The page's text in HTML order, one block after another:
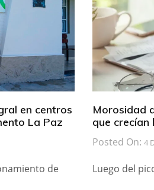
en centros
La Paz
de
Morosidad
que crecían
Posted On: 4
Luego del